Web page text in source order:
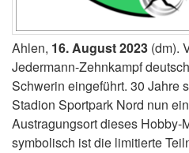
Ahlen, 16. August 2023 (dm).
Jedermann-Zehnkampf
Schwerin eingeführt. 30 Jahre
Stadion Sportpark Nord nun
Austragungsort dieses Hobby-
symbolisch ist die limitierte